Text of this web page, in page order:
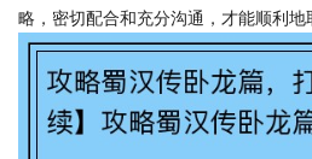
略，密切配合和充分沟通，才能顺利地